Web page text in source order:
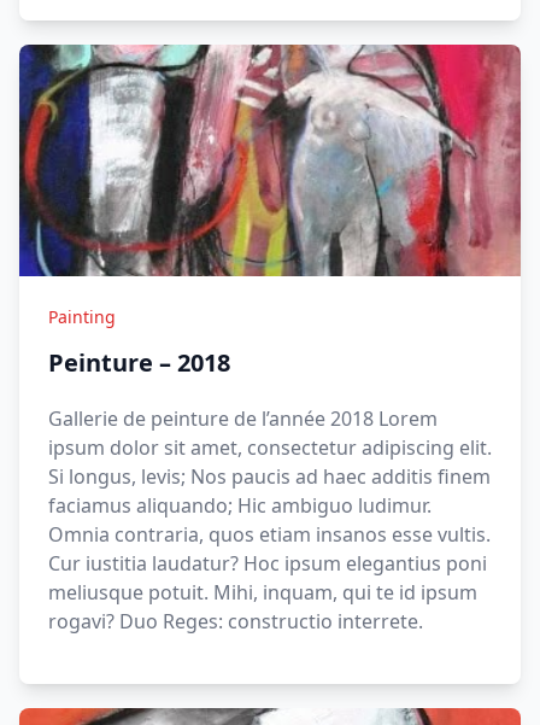
Painting
Peinture – 2018
Gallerie de peinture de l’année 2018 Lorem
ipsum dolor sit amet, consectetur adipiscing elit.
Si longus, levis; Nos paucis ad haec additis finem
faciamus aliquando; Hic ambiguo ludimur.
Omnia contraria, quos etiam insanos esse vultis.
Cur iustitia laudatur? Hoc ipsum elegantius poni
meliusque potuit. Mihi, inquam, qui te id ipsum
rogavi? Duo Reges: constructio interrete.